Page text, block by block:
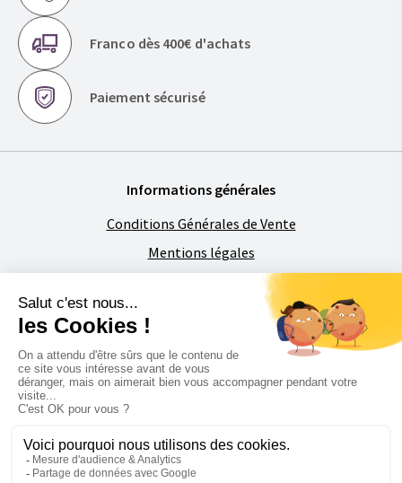
Franco dès 400€ d'achats
Paiement sécurisé
Informations générales
Conditions Générales de Vente
Mentions légales
Politique de confidentialité
À propos de Florimat
La société
Restons en contact